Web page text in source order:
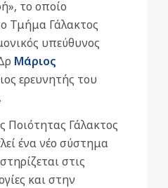
το οποίο
Τμήμα Γάλακτος
υπεύθυνος
Μάριος
ερευνητής του
Γάλακτος
ένα νέο σύστημα
στις
και στην